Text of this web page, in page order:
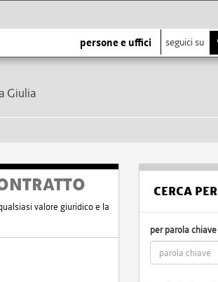
persone e uffici seguici su
Giulia
valore giuridico e la
CERCA PER
per parola chiave